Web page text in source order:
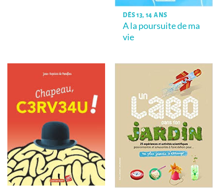
DÈS 13, 14 ANS
A la poursuite de ma
vie